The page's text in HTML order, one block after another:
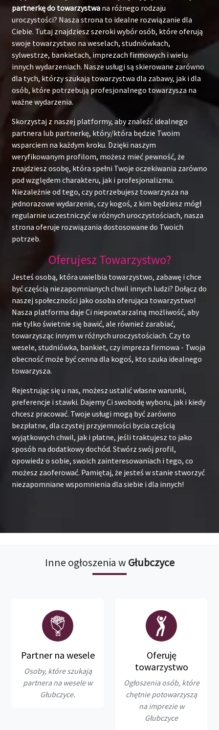
partnerkę do towarzystwa na różnego rodzaju
uroczystości? Nasza strona to idealne rozwiązanie dla
Ciebie. Tutaj znajdziesz szeroki wybór osób, które oferują
swoje towarzystwo na weselach, studniówkach,
sylwestrze, bankietach, imprezach firmowych i wielu
innych wydarzeniach. Nasze usługi są skierowane zarówno
dla tych, którzy szukają towarzystwa dla zabawy, jak i dla
osób, które potrzebują profesjonalnego towarzysza na
ważne wydarzenia.
Skorzystaj z naszej platformy, aby znaleźć idealnego
partnera lub partnerkę, który/która będzie Twoim
wsparciem na każdym kroku. Dzięki naszym
weryfikowanym profilom, możesz mieć pewność, że
znajdziesz osobę, która spełni Twoje oczekiwania zarówno
pod względem charakteru, jak i profesjonalizmu.
Niezależnie od tego, czy potrzebujesz towarzysza na
jednorazowe wydarzenie, czy kogoś, z kim będziesz mógł
regularnie uczestniczyć w różnych uroczystościach, nasza
strona oferuje rozwiązania dostosowane do Twoich
potrzeb.
Oferujesz Towarzystwo?
Jesteś osobą, która uwielbia towarzystwo, zabawę i chce
być częścią niezapomnianych chwil innych ludzi? Dołącz do
naszej społeczności jako osoba oferująca towarzystwo!
Nasza platforma daje Ci niepowtarzalną możliwość, aby
nie tylko świetnie się bawić, ale również zarabiać,
towarzysząc innym w różnych uroczystościach. Czy to
wesele, studniówka, bankiet, czy impreza firmowa - Twoja
obecność może być cenna dla kogoś, kto szuka idealnego
towarzysza.
Rejestrując się u nas, możesz ustalić własne warunki,
preferencje i stawki. Dajemy Ci swobodę wyboru, jak i kiedy
chcesz pracować. Twoje usługi mogą być zarówno
bezpłatne, dla czystej przyjemności bycia częścią
wyjątkowych chwil, jak i płatne, jeśli traktujesz to jako
sposób na dodatkowy dochód. Stwórz swój profil,
opowiedz o sobie, swoich zainteresowaniach i tego, co
możesz zaoferować. Pamiętaj, że jesteś w stanie stworzyć
niezapomniane wspomnienia dla siebie i dla innych!
Inne ogłoszenia w Głubczyce
Partner na wesele
Osoby, które szukają
partnera na wesele w
Głubczyce.
Oferuję
towarzystwo
Ogłoszenia osób, które
chętnie potowarzyszą
na imprezie w
Głubczyce